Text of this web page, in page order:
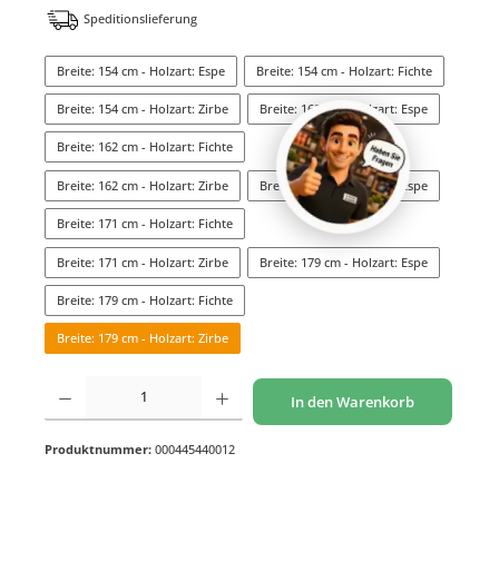
Speditionslieferung
Breite: 154 cm - Holzart: Espe Breite: 154 cm - Holzart: Fichte
Breite: 154 cm - Holzart: Zirbe Breite: 162 cm - Holzart: Espe
Breite: 162 cm - Holzart: Fichte
Breite: 162 cm - Holzart: Zirbe Breite: 171 cm - Holzart: Espe
Breite: 171 cm - Holzart: Fichte
Breite: 171 cm - Holzart: Zirbe Breite: 179 cm - Holzart: Espe
Breite: 179 cm - Holzart: Fichte
Breite: 179 cm - Holzart: Zirbe
Produkt Anzahl: Gib den gewünschten Wert ein oder benutze die Schaltflächen um
In den Warenkorb
Produktnummer: 000445440012